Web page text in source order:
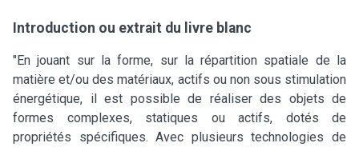
Introduction ou extrait du livre blanc
"En jouant sur la forme, sur la répartition spatiale de la
matière et/ou des matériaux, actifs ou non sous stimulation
énergétique, il est possible de réaliser des objets de
formes complexes, statiques ou actifs, dotés de
propriétés spécifiques. Avec plusieurs technologies de